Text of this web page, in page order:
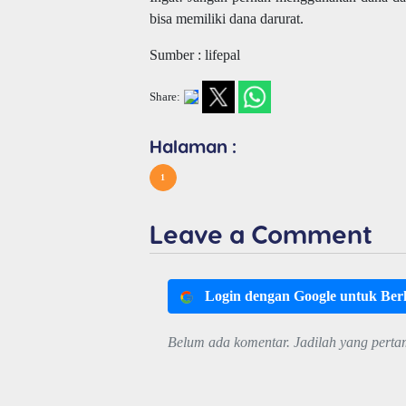
bisa memiliki dana darurat.
Sumber : lifepal
Share:
Halaman :
1
Leave a Comment
Login dengan Google untuk
Belum ada komentar. Jadilah yang